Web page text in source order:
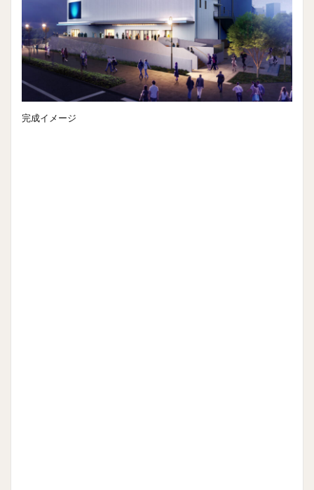
完成イメージ